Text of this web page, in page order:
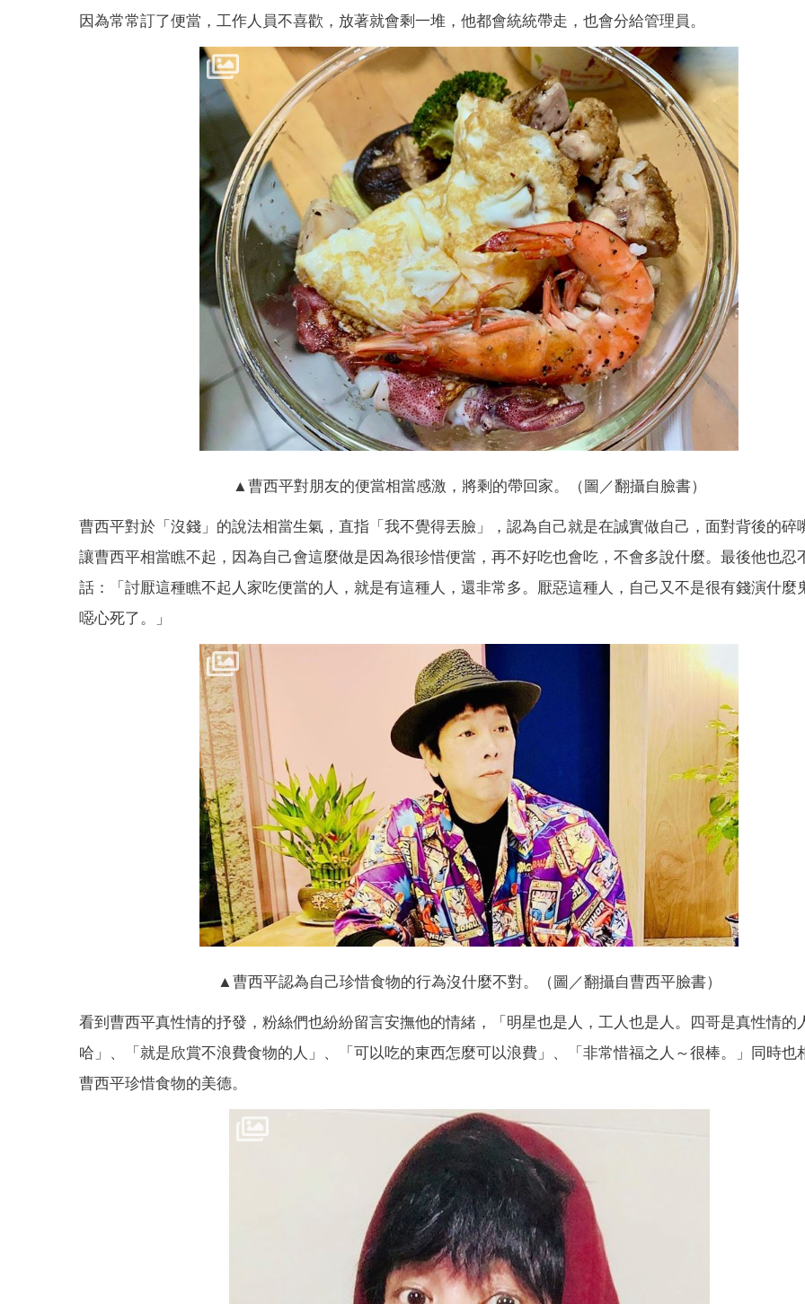
因為常常訂了便當，工作人員不喜歡，放著就會剩一堆，他都會統統帶走，也會分給管理員。
▲曹西平對朋友的便當相當感激，將剩的帶回家。（圖／翻攝自臉書）
曹西平對於「沒錢」的說法相當生氣，直指「我不覺得丟臉」，認為自己就是在誠實做自己，面對背後的碎
讓曹西平相當瞧不起，因為自己會這麼做是因為很珍惜便當，再不好吃也會吃，不會多說什麼。最後他也忍
話：「討厭這種瞧不起人家吃便當的人，就是有這種人，還非常多。厭惡這種人，自己又不是很有錢演什麼
噁心死了。」
▲曹西平認為自己珍惜食物的行為沒什麼不對。（圖／翻攝自曹西平臉書）
看到曹西平真性情的抒發，粉絲們也紛紛留言安撫他的情緒，「明星也是人，工人也是人。四哥是真性情的
哈」、「就是欣賞不浪費食物的人」、「可以吃的東西怎麼可以浪費」、「非常惜福之人～很棒。」同時也
曹西平珍惜食物的美德。